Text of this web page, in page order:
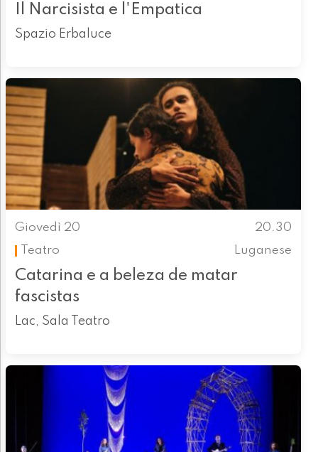
Il Narcisista e l'Empatica
Spazio Erbaluce
Giovedì 20
20.30
Teatro
Luganese
Catarina e a beleza de matar
fascistas
Lac, Sala Teatro